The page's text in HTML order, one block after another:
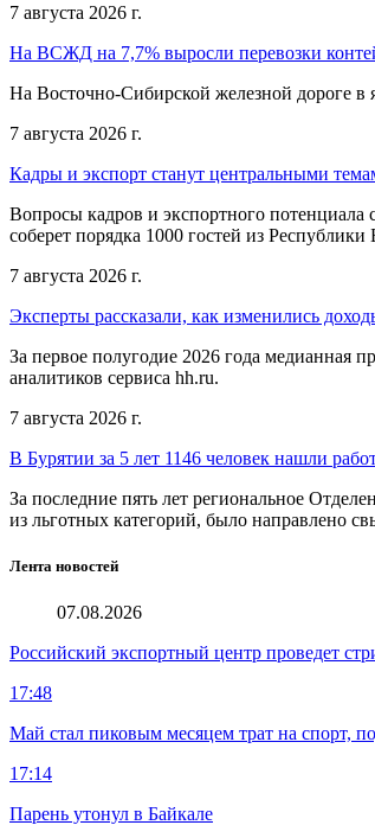
7 августа 2026 г.
На ВСЖД на 7,7% выросли перевозки
На Восточно-Сибирской железной дороге в
7 августа 2026 г.
Кадры и экспорт станут центральными
Вопросы кадров и экспортного
соберет порядка 1000 гостей из
7 августа 2026 г.
Эксперты рассказали, как изменились
За первое полугодие 2026 года медианная
аналитиков сервиса hh.ru.
7 августа 2026 г.
В Бурятии за 5 лет 1146 человек нашли
За последние пять лет региональное
из льготных категорий, было направлено
Лента новостей
07.08.2026
Российский экспортный центр проведет
17:48
Май стал пиковым месяцем трат на спорт,
17:14
Парень утонул в Байкале